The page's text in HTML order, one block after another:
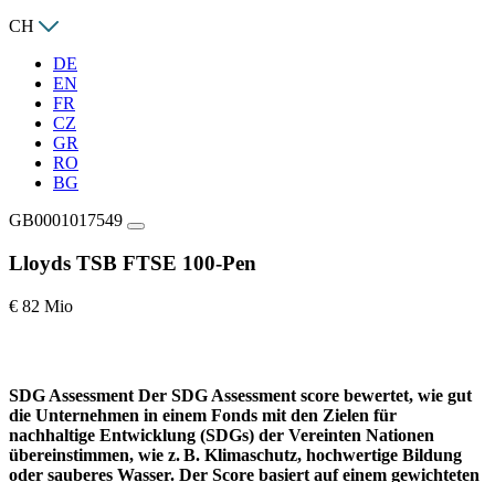
CH
DE
EN
FR
CZ
GR
RO
BG
GB0001017549
Lloyds TSB FTSE 100-Pen
€ 82 Mio
SDG Assessment Der SDG Assessment score bewertet, wie gut
die Unternehmen in einem Fonds mit den Zielen für
nachhaltige Entwicklung (SDGs) der Vereinten Nationen
übereinstimmen, wie z. B. Klimaschutz, hochwertige Bildung
oder sauberes Wasser. Der Score basiert auf einem gewichteten